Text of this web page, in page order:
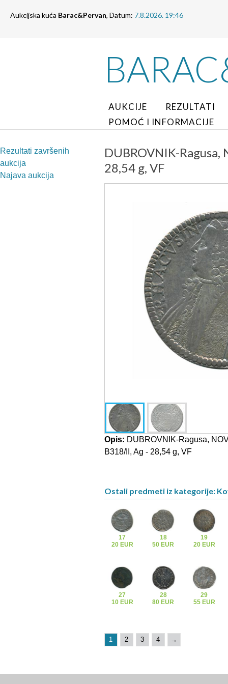
Aukcijska kuća Barac&Pervan, Datum: 7.8.2026. 19:46
AUKCIJE
REZULTATI
POMOĆ I INFORMACIJE
Rezultati završenih
aukcija
Najava aukcija
DUBROVNIK-
28,54 g, VF
Opis: DUBROVNIK-Ragusa,
B318/II, Ag - 28,54 g, VF
Ostali predmeti iz kategorije:
17
20 EUR
18
50 EUR
19
20 EUR
27
10 EUR
28
80 EUR
29
55 EUR
1 2 3 4 →